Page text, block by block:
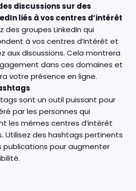
discussions sur des
liés à vos centres d’intérêt
des groupes LinkedIn qui
à vos centres d’intérêt et
aux discussions. Cela montrera
dans ces domaines et
votre présence en ligne.
sont un outil puissant pour
par les personnes qui
les mêmes centres d’intérêt
Utilisez des hashtags pertinents
publications pour augmenter